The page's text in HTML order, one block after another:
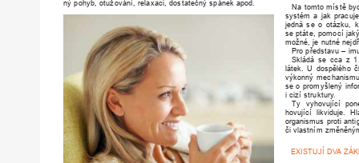
ný pohyb, otužování, relaxaci, dostatečný spánek apod. Na tomto místě
systém a jak
jedná se o otázku,
se ptáte, pomocí
možné, je nutné
Pro představu –
Skládá se cca z 1
látek. U dospělého
výkonný
se o promyšlený
i cizí struktury.
Ty vyhovující
hovující likviduje.
organismus proti
či vlastním
EXISTUJÍ DVA